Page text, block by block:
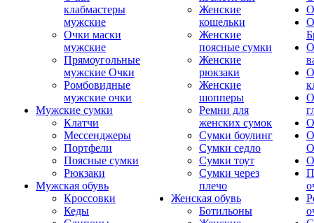
клабмастеры
мужские
Очки маски
мужские
Прямоугольные
мужские Очки
Ромбовидные
мужские очки
Мужские сумки
Клатчи
Мессенджеры
Портфели
Поясные сумки
Рюкзаки
Мужская обувь
Кроссовки
Кеды
Женские
кошельки
Женские
поясные сумки
Женские
рюкзаки
Женские
шопперы
Ремни для
женских сумок
Сумки боулинг
Сумки седло
Сумки тоут
Сумки через
плечо
Женская обувь
Ботильоны